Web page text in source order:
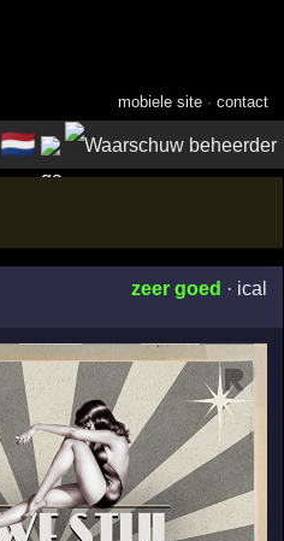
mobiele site ·contact
🇳🇱
zeer goed · ical